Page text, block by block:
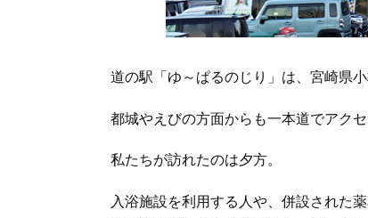
道の駅「ゆ～ぱるのじり」は、宮崎県
都城やえびの方面からも一本道でアクセ
私たちが訪れたのは夕方。
入浴施設を利用する人や、併設された